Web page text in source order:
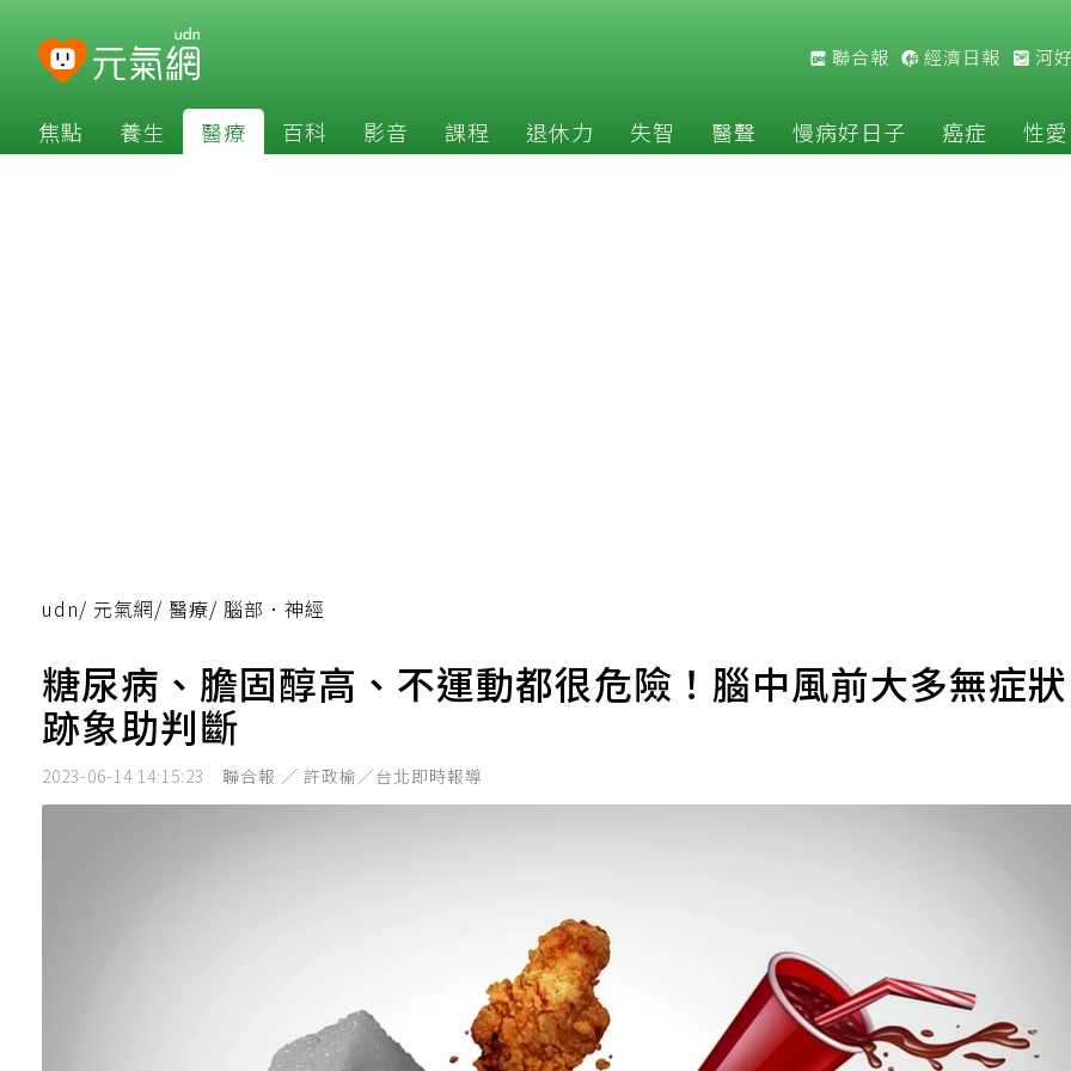
聯合報 經濟日報 河
焦點 養生 醫療 百科 影音 課程 退休力 失智 醫聲 慢病好日子 癌症 性愛
udn/ 元氣網/ 醫療/ 腦部．神經
糖尿病、膽固醇高、不運動都很危險！腦中風前大多無症
跡象助判斷
2023-06-14 14:15:23 聯合報 ／ 許政榆／台北即時報導